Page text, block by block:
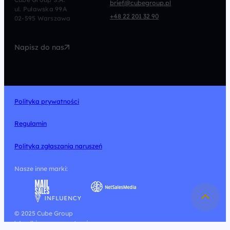
Programmatic
Marketing Automation
Design
ul. Puławska 99A
02-595 Warszawa
brief@cubegroup.pl
+48 22 201 32 90
Napisz do nas
Nasze inne marki:
Polityka prywatności
Regulamin
Polityka zgłaszania naruszeń
© 2025 Cube Group
Wszelkie prawa zastrzeżone